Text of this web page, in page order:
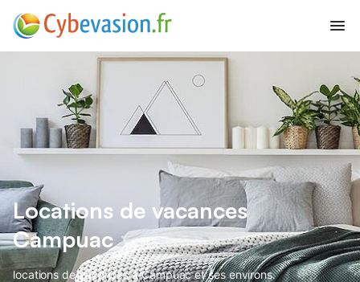
Locations de vacances
Campuac
locations de vacances à Campuac et ses environs.